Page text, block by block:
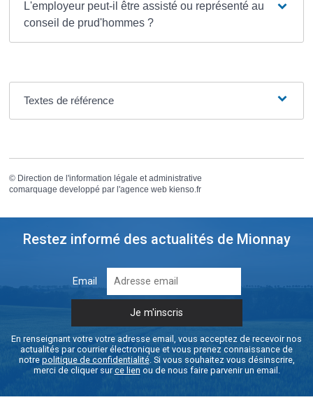
L'employeur peut-il être assisté ou représenté au
conseil de prud'hommes ?
Textes de référence
© Direction de l'information légale et administrative
comarquage developpé par l'agence web kienso.fr
Restez informé des actualités de Mionnay
Email
En renseignant votre votre adresse email, vous acceptez de recevoir nos
actualités par courrier électronique et vous prenez connaissance de
notre politique de confidentialité. Si vous souhaitez vous désinscrire,
merci de cliquer surce lien ou de nous faire parvenir un email.